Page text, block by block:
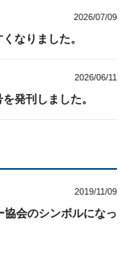
2026/07/09
なりました。
2026/06/11
発刊しました。
2019/11/09
協会のシンボルになっ